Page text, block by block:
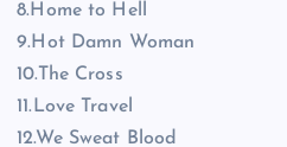
8.Home to Hell
9.Hot Damn Woman
10.The Cross
11.Love Travel
12.We Sweat Blood